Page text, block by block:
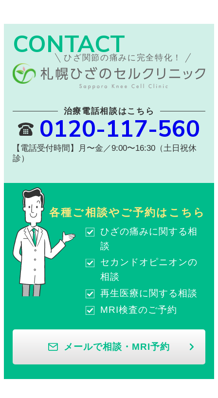
CONTACT
ひざ関節の痛みに完全特化！
治療電話相談はこちら
0120-117-560
【電話受付時間】月〜金／9:00〜16:30（土日祝休
診）
各種ご相談やご予約はこちら
ひざの痛みに関する相
談
セカンドオピニオンの
相談
再生医療に関する相談
MRI検査のご予約
メールで相談・MRI予約